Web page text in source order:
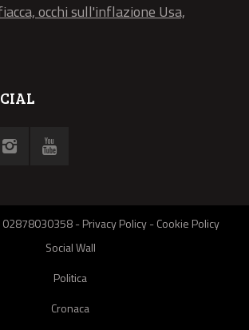
occhi sull'inflazione Usa,
02878030358 -Privacy Policy-Cookie Policy
Social Wall
Politica
Cronaca